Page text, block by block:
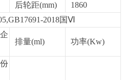
后轮距(mm)
1860
2018国Ⅵ
排量(ml) 功率(Kw)